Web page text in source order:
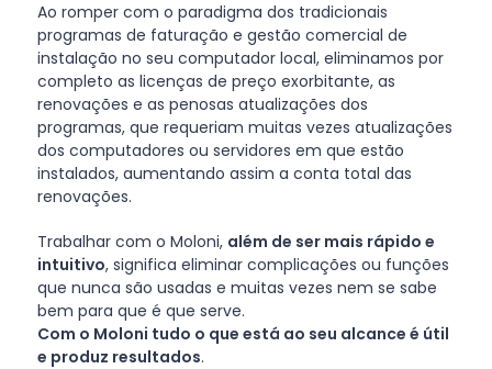
Ao romper com o paradigma dos tradicionais
programas de faturação e gestão comercial de
instalação no seu computador local, eliminamos por
completo as licenças de preço exorbitante, as
renovações e as penosas atualizações dos
programas, que requeriam muitas vezes atualizações
dos computadores ou servidores em que estão
instalados, aumentando assim a conta total das
renovações.
Trabalhar com o Moloni, além de ser mais rápido e
intuitivo, significa eliminar complicações ou funções
que nunca são usadas e muitas vezes nem se sabe
bem para que é que serve.
Com o Moloni tudo o que está ao seu alcance é útil
e produz resultados.